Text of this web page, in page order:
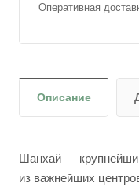
Оперативная
Описание
Шанхай —
из важнейших